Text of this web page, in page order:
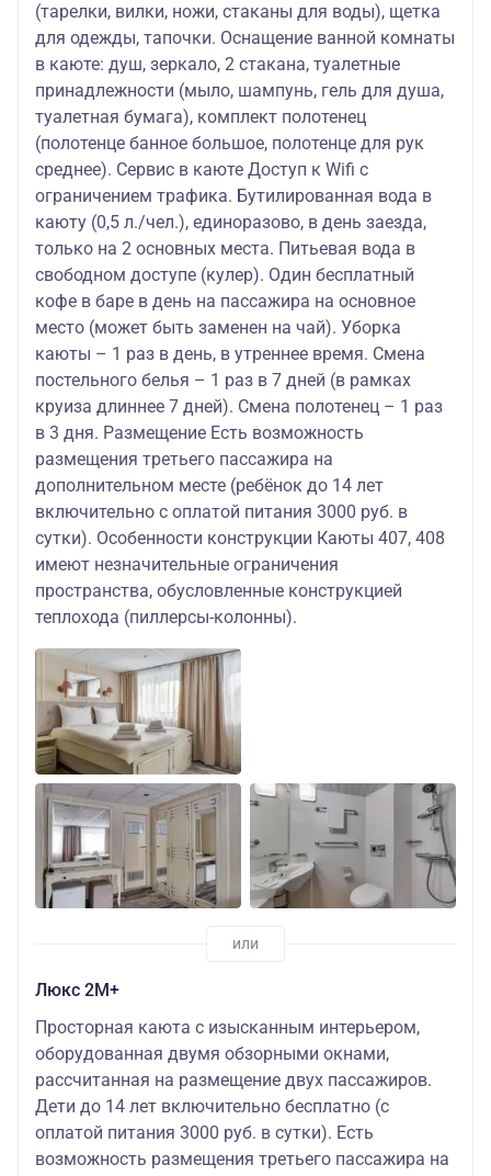
(тарелки, вилки, ножи, стаканы для воды), щетка
для одежды, тапочки. Оснащение ванной комнаты
в каюте: душ, зеркало, 2 стакана, туалетные
принадлежности (мыло, шампунь, гель для душа,
туалетная бумага), комплект полотенец
(полотенце банное большое, полотенце для рук
среднее). Сервис в каюте Доступ к Wifi с
ограничением трафика. Бутилированная вода в
каюту (0,5 л./чел.), единоразово, в день заезда,
только на 2 основных места. Питьевая вода в
свободном доступе (кулер). Один бесплатный
кофе в баре в день на пассажира на основное
место (может быть заменен на чай). Уборка
каюты – 1 раз в день, в утреннее время. Смена
постельного белья – 1 раз в 7 дней (в рамках
круиза длиннее 7 дней). Смена полотенец – 1 раз
в 3 дня. Размещение Есть возможность
размещения третьего пассажира на
дополнительном месте (ребёнок до 14 лет
включительно с оплатой питания 3000 руб. в
сутки). Особенности конструкции Каюты 407, 408
имеют незначительные ограничения
пространства, обусловленные конструкцией
теплохода (пиллерсы-колонны).
Люкс 2М+
Просторная каюта с изысканным интерьером,
оборудованная двумя обзорными окнами,
рассчитанная на размещение двух пассажиров.
Дети до 14 лет включительно бесплатно (с
оплатой питания 3000 руб. в сутки). Есть
возможность размещения третьего пассажира на